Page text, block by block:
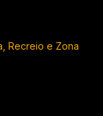
Recreio e Zona